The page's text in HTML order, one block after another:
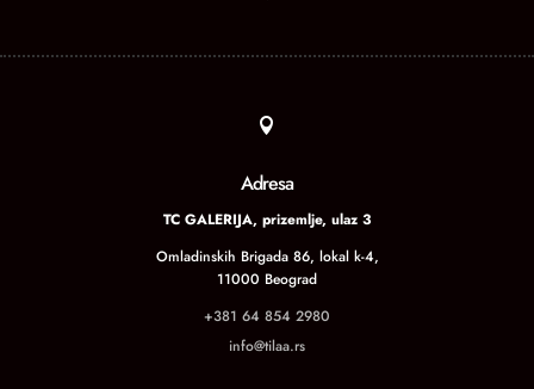

Adresa
TC GALERIJA, prizemlje, ulaz 3
Omladinskih Brigada 86, lokal k-4,
11000 Beograd
+381 64 854 2980
info@tilaa.rs